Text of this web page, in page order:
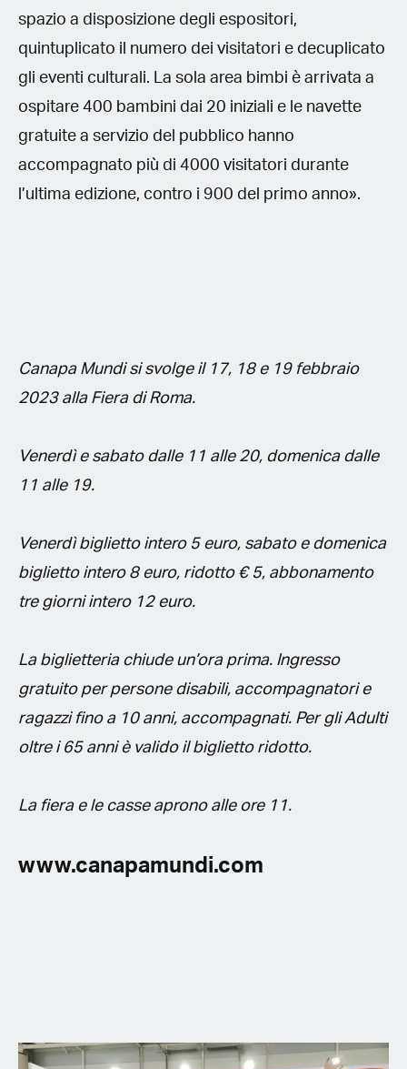
spazio a disposizione degli espositori,
quintuplicato il numero dei visitatori e decuplicato
gli eventi culturali. La sola area bimbi è arrivata a
ospitare 400 bambini dai 20 iniziali e le navette
gratuite a servizio del pubblico hanno
accompagnato più di 4000 visitatori durante
l’ultima edizione, contro i 900 del primo anno».
Canapa Mundi si svolge il 17, 18 e 19 febbraio
2023 alla Fiera di Roma.
Venerdì e sabato dalle 11 alle 20, domenica dalle
11 alle 19.
Venerdì biglietto intero 5 euro, sabato e domenica
biglietto intero 8 euro, ridotto € 5, abbonamento
tre giorni intero 12 euro.
La biglietteria chiude un’ora prima. Ingresso
gratuito per persone disabili, accompagnatori e
ragazzi fino a 10 anni, accompagnati. Per gli Adulti
oltre i 65 anni è valido il biglietto ridotto.
La fiera e le casse aprono alle ore 11.
www.canapamundi.com